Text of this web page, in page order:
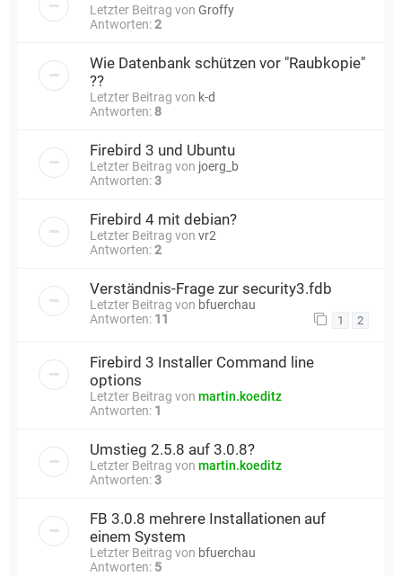
Letzter Beitrag von Groffy
Antworten:2
Wie Datenbank schützen vor "Raubkopie"
??
Letzter Beitrag von k-d
Antworten: 8
Firebird 3 und Ubuntu
Letzter Beitrag von joerg_b
Antworten:3
Firebird 4 mit debian?
Letzter Beitrag von vr2
Antworten:2
Verständnis-Frage zur security3.fdb
Letzter Beitrag von bfuerchau
Antworten: 11 1 2
Firebird 3 Installer Command line
options
Letzter Beitrag von martin.koeditz
Antworten: 1
Umstieg 2.5.8 auf 3.0.8?
Letzter Beitrag von martin.koeditz
Antworten:3
FB 3.0.8 mehrere Installationen auf
einem System
Letzter Beitrag von bfuerchau
Antworten: 5